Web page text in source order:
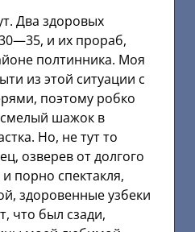
Два здоровых
и их прораб,
полтинника. Моя
из этой ситуации с
поэтому робко
шажок в
Но, не тут то
озверев от долгого
порно спектакля,
здоровенные узбеки
что был сзади,